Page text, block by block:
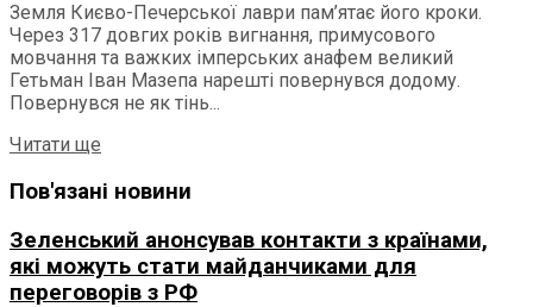
Земля Києво-Печерської лаври пам’ятає його кроки.
Через 317 довгих років вигнання, примусового
мовчання та важких імперських анафем великий
Гетьман Іван Мазепа нарешті повернувся додому.
Повернувся не як тінь...
Читати ще
Пов'язані новини
Зеленський анонсував контакти з країнами,
які можуть стати майданчиками для
переговорів з РФ